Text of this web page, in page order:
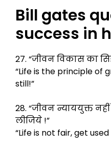
Bill gates
success in
27. “जीवन विकास का
“Life is the principle of
still!”
28. “जीवन न्याययुक्त
लीजिये !”
“Life is not fair, get